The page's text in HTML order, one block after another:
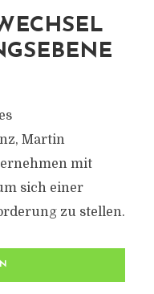
Martin
mit
sich einer
zu stellen.